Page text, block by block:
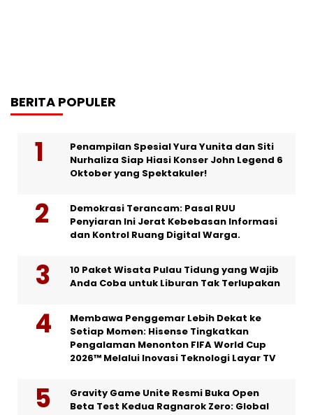
BERITA POPULER
Penampilan Spesial Yura Yunita dan Siti
Nurhaliza Siap Hiasi Konser John Legend 6
Oktober yang Spektakuler!
Demokrasi Terancam: Pasal RUU
Penyiaran Ini Jerat Kebebasan Informasi
dan Kontrol Ruang Digital Warga.
10 Paket Wisata Pulau Tidung yang Wajib
Anda Coba untuk Liburan Tak Terlupakan
Membawa Penggemar Lebih Dekat ke
Setiap Momen: Hisense Tingkatkan
Pengalaman Menonton FIFA World Cup
2026™ Melalui Inovasi Teknologi Layar TV
Gravity Game Unite Resmi Buka Open
Beta Test Kedua Ragnarok Zero: Global